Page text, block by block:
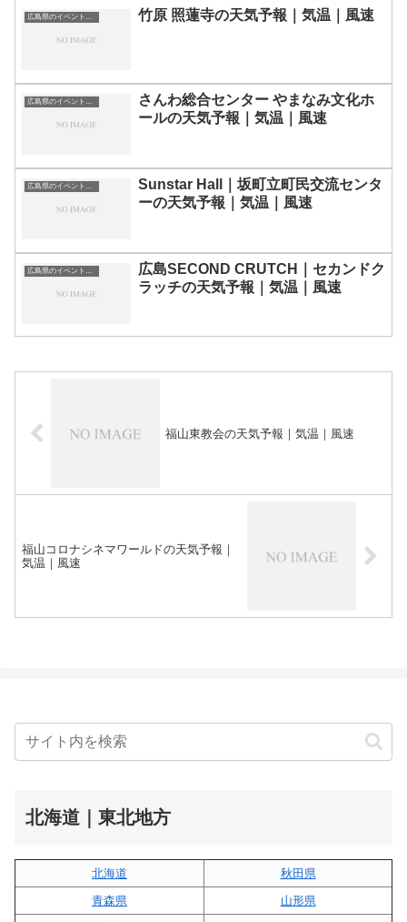
広島県のイベント会場一覧 竹原 照蓮寺の天気予報｜気温｜風速
さんわ総合センター やまなみ文化ホ
ールの天気予報｜気温｜風速
Sunstar Hall｜坂町立町民交流センタ
ーの天気予報｜気温｜風速
広島SECOND CRUTCH｜セカンドク
ラッチの天気予報｜気温｜風速
福山東教会の天気予報｜気温｜風速
福山コロナシネマワールドの天気予報｜
気温｜風速
北海道｜東北地方
北海道
秋田県
青森県
山形県